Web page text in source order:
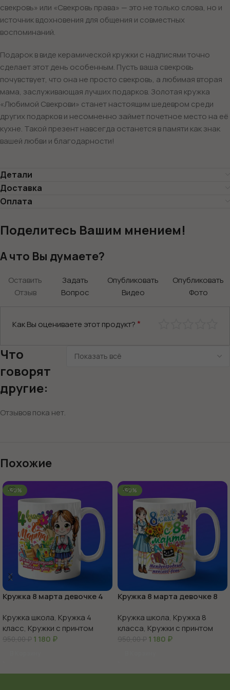
свекровь» или «Свекровь права» — это не только слова, но и
источник вдохновения для общения и совместных
воспоминаний.
Подарок в виде керамической кружки с надписями точно
сделает этот день особенным. Пусть ваша свекровь
почувствует, что она не просто свекровь, а любимая вторая
мама, заслуживающая лучших подарков. Золотая кружка
«Любимой Свекрови» станет настоящим шедевром среди
других подарков и несомненно займет почетное место на её
кухне. Такой презент навсегда останется в памяти как знак
вашей любви и благодарности!
Детали
Доставка
Оплата
Поделитесь Вашим мнением!
А что Вы думаете?
Оставить
Отзыв
Задать
Вопрос
Опубликовать
Видео
Опубликовать
Фото
Как Вы оцениваете этот продукт? *
Что
говорят
другие:
Отзывов пока нет.
Похожие
-60%
Кружка 8 марта девочке 4
Кружка школа, Кружка 4
класс, Кружки с принтом
950,00₽ 1 180 ₽
-60%
Кружка 8 марта девочке 8
Кружка школа, Кружка 8
класса, Кружки с принтом
950,00₽ 1 180 ₽